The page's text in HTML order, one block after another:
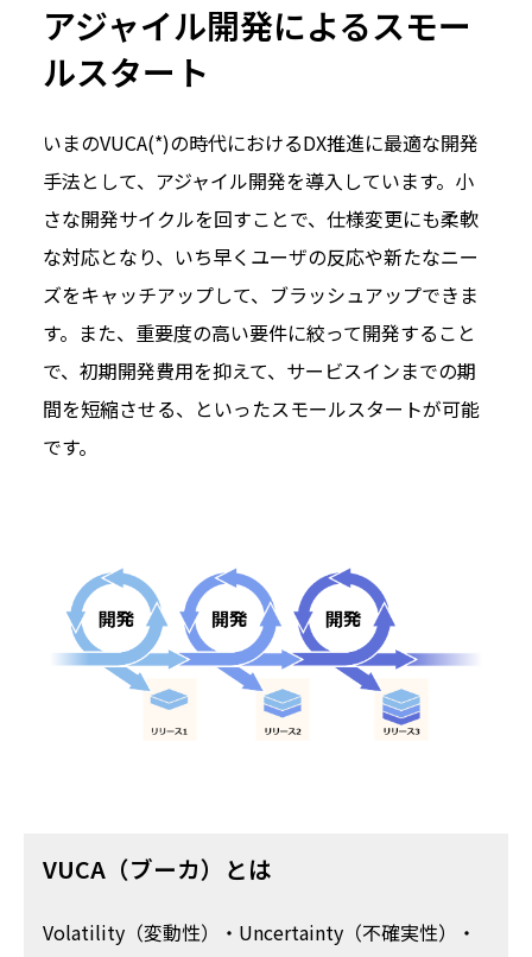
アジャイル開発によるスモー
ルスタート
いまのVUCA(*)の時代におけるDX推進に最適な開発
手法として、アジャイル開発を導入しています。小
さな開発サイクルを回すことで、仕様変更にも柔軟
な対応となり、いち早くユーザの反応や新たなニー
ズをキャッチアップして、ブラッシュアップできま
す。また、重要度の高い要件に絞って開発すること
で、初期開発費用を抑えて、サービスインまでの期
間を短縮させる、といったスモールスタートが可能
です。
VUCA（ブーカ）とは
Volatility（変動性）・Uncertainty（不確実性）・